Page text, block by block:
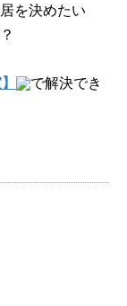
を決めたい
で解決でき